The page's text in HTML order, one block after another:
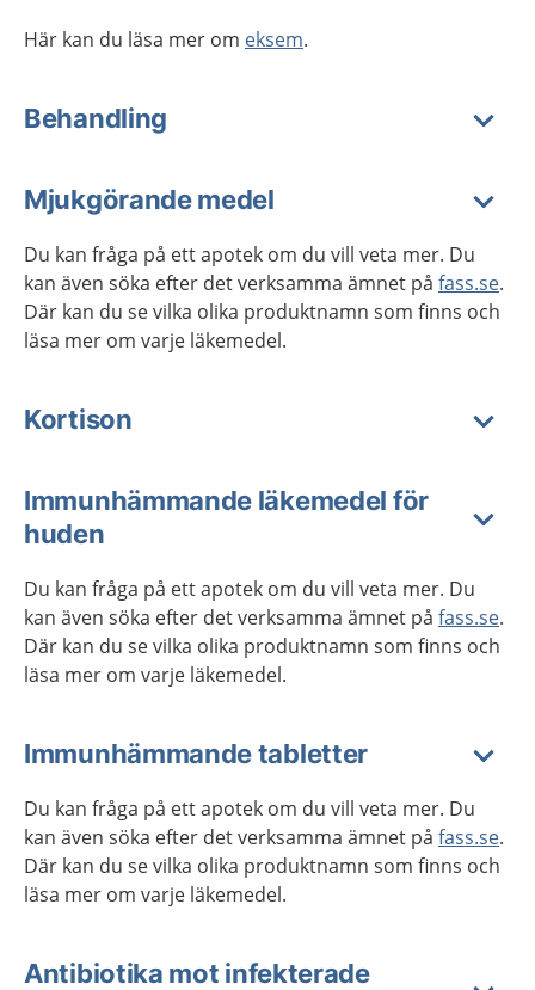
Här kan du läsa mer om eksem.
Behandling
Mjukgörande medel
Du kan fråga på ett apotek om du vill veta mer. Du
kan även söka efter det verksamma ämnet på fass.se.
Där kan du se vilka olika produktnamn som finns och
läsa mer om varje läkemedel.
Kortison
Immunhämmande läkemedel för
huden
Du kan fråga på ett apotek om du vill veta mer. Du
kan även söka efter det verksamma ämnet på fass.se.
Där kan du se vilka olika produktnamn som finns och
läsa mer om varje läkemedel.
Immunhämmande tabletter
Du kan fråga på ett apotek om du vill veta mer. Du
kan även söka efter det verksamma ämnet på fass.se.
Där kan du se vilka olika produktnamn som finns och
läsa mer om varje läkemedel.
Antibiotika mot infekterade